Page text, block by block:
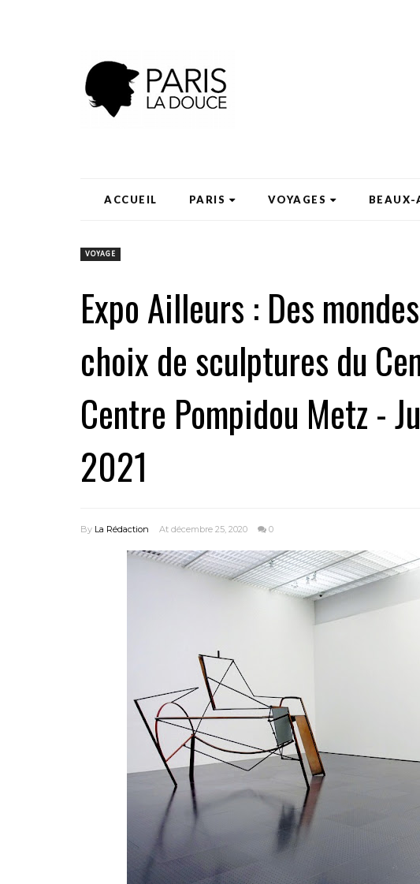
ACCUEIL PARIS VOYAGES BEAUX-
VOYAGE
Expo Ailleurs : Des
choix de sculptures du
Centre Pompidou Metz -
2021
By La Rédaction At décembre 25, 2020 0